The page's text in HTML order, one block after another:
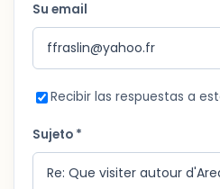
Su email
Recibir las respuestas a
Sujeto *